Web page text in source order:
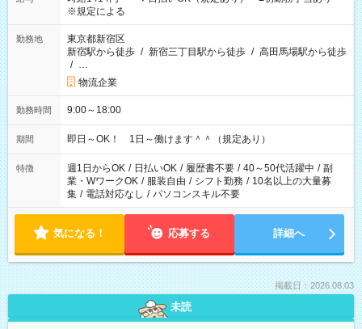
※規定による
勤務地
東京都新宿区
新宿駅から徒歩 / 新宿三丁目駅から徒歩 / 高田馬場駅から徒歩
/ …
物流企業
勤務時間 9:00～18:00
期間 即日～OK！ 1日～働けます＾＾（規定あり）
特徴 週1日からOK / 日払いOK / 履歴書不要 / 40～50代活躍中 / 副
業・WワークOK / 服装自由 / シフト勤務 / 10名以上の大量募
集 / 電話対応なし / パソコンスキル不要
気になる！ 応募する 詳細へ
掲載日：2026.08.03
未読